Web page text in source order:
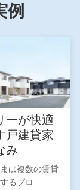
例
ーが快適
戸建貸家
み
は複数の賃貸
るプロ